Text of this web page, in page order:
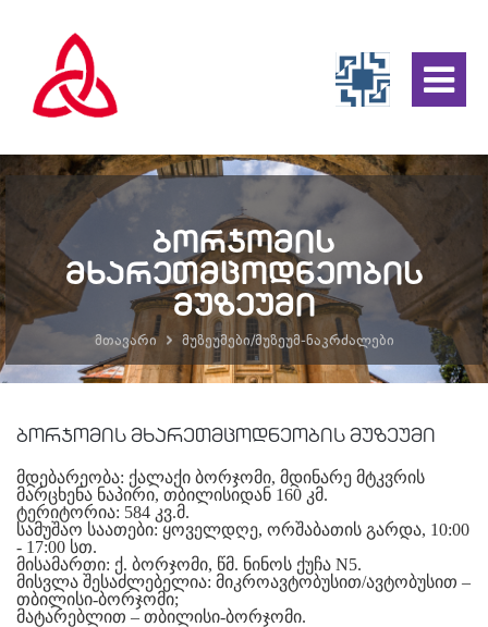
ბორჯომის
მხარეთმცოდნეობის
მუზეუმი
მთავარი მუზეუმები/მუზეუმ-ნაკრძალები
ბორჯომის მხარეთმცოდნეობის მუზეუმი
მდებარეობა: ქალაქი ბორჯომი, მდინარე მტკვრის
მარცხენა ნაპირი, თბილისიდან 160 კმ.
ტერიტორია: 584 კვ.მ.
სამუშაო საათები: ყოველდღე, ორშაბათის გარდა, 10:00
- 17:00 სთ.
მისამართი: ქ. ბორჯომი, წმ. ნინოს ქუჩა N5.
მისვლა შესაძლებელია: მიკროავტობუსით/ავტობუსით –
თბილისი-ბორჯომი;
მატარებლით – თბილისი-ბორჯომი.